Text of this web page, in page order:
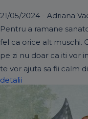
21/05/2024 - Adriana
Pentru a ramane
fel ca orice alt muschi.
pe zi nu doar ca iti vor
te vor ajuta sa fii calm
detalii